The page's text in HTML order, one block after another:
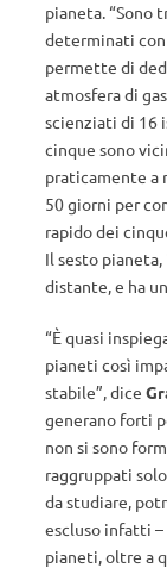
pianeta. “Sono
determinati
permette di
atmosfera di
scienziati di 16
cinque sono
praticamente a
50 giorni per
rapido dei
Il sesto
distante, e ha
“È quasi
pianeti così
stabile”, dice
generano forti
non si sono
raggruppati
da studiare,
escluso infatti –
pianeti, oltre a